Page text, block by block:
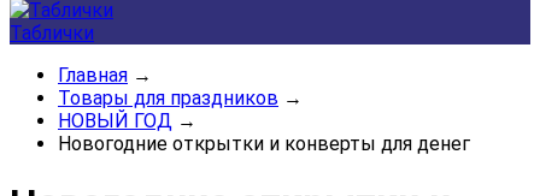
Таблички
Главная →
Товары для праздников →
НОВЫЙ ГОД →
Новогодние открытки и конверты для денег